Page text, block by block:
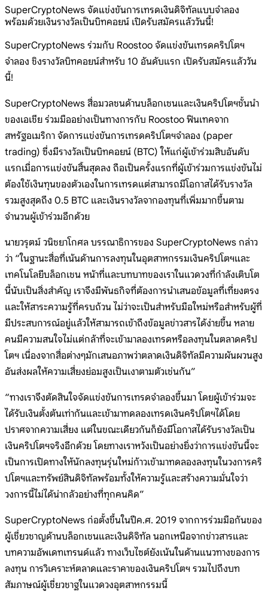
SuperCryptoNews จัดแข่งขันการเทรดเงินดิจิทัลแบบจำลอง
พร้อมด้วยเงินรางวัลเป็นบิทคอยน์ เปิดรับสมัครแล้ววันนี้!
SuperCryptoNews ร่วมกับ Roostoo จัดแข่งขันเทรดคริปโตฯ
จำลอง ชิงรางวัลบิทคอยน์สำหรับ 10 อันดับแรก เปิดรับสมัครแล้ววัน
นี้!
SuperCryptoNews สื่อมวลชนด้านบล็อกเชนและเงินคริปโตฯชั้นนำ
ของเอเชีย ร่วมมืออย่างเป็นทางการกับ Roostoo ฟินเทคจาก
สหรัฐอเมริกา จัดการแข่งขันการเทรดคริปโตฯจำลอง (paper
trading) ซึ่งมีรางวัลเป็นบิทคอยน์ (BTC) ให้แก่ผู้เข้าร่วมสิบอันดับ
แรกเมื่อการแข่งขันสิ้นสุดลง ถือเป็นครั้งแรกที่ผู้เข้าร่วมการแข่งขันไม่
ต้องใช้เงินทุนของตัวเองในการเทรดแต่สามารถมีโอกาสได้รับรางวัล
รวมสูงสุดถึง 0.5 BTC และเงินรางวัลจากองทุนที่เพิ่มมากขึ้นตาม
จำนวนผู้เข้าร่วมอีกด้วย
นายวรุตม์ วนิชยาโกศล บรรณาธิการของ SuperCryptoNews กล่าว
ว่า “ในฐานะสื่อที่เน้นด้านการลงทุนในอุตสาหกรรมเงินคริปโตฯและ
เทคโนโลยีบล็อกเชน หน้าที่และบทบาทของเราในแวดวงที่กำลังเติบโต
นี้นับเป็นสิ่งสำคัญ เราจึงมีพันธกิจที่ต้องการนำเสนอข้อมูลที่เที่ยงตรง
และให้สาระความรู้ที่ครบถ้วน ไม่ว่าจะเป็นสำหรับมือใหม่หรือสำหรับผู้ที่
มีประสบการณ์อยู่แล้วให้สามารถเข้าถึงข้อมูลข่าวสารได้ง่ายขึ้น หลาย
คนมีความสนใจไม่แต่กล้าที่จะเข้ามาลองเทรดหรือลงทุนในตลาดคริป
โตฯ เนื่องจากสื่อต่างๆมักเสนอภาพว่าตลาดเงินดิจิทัลมีความผันผวนสูง
อันส่งผลให้ความเสี่ยงย่อมสูงเป็นเงาตามตัวเช่นกัน”
“ทางเราจึงตัดสินใจจัดแข่งขันการเทรดจำลองขึ้นมา โดยผู้เข้าร่วมจะ
ได้รับเงินตั้งต้นเท่ากันและเข้ามาทดลองเทรดเงินคริปโตฯได้โดย
ปราศจากความเสี่ยง แต่ในขณะเดียวกันก็ยังมีโอกาสได้รับรางวัลเป็น
เงินคริปโตฯจริงอีกด้วย โดยทางเราหวังเป็นอย่างยิ่งว่าการแข่งขันนี้จะ
เป็นการเปิดทางให้นักลงทุนรุ่นใหม่ก้าวเข้ามาทดลองลงทุนในวงการคริ
ปโตฯและทรัพย์สินดิจิทัลพร้อมทั้งให้ความรู้และสร้างความมั่นใจว่า
วงการนี้ไม่ได้น่ากลัวอย่างที่ทุกคนคิด”
SuperCryptoNews ก่อตั้งขึ้นในปีค.ศ. 2019 จากการร่วมมือกันของ
ผู้เชี่ยวชาญด้านบล็อกเชนและเงินดิจิทัล นอกเหนือจากข่าวสารและ
บทความอัพเดทเทรนด์แล้ว ทางเว็บไซต์ยังเน้นในด้านแนวทางของการ
ลงทุน การวิเคราะห์ตลาดและราคาของเงินคริปโตฯ รวมไปถึงบท
สัมภาษณ์ผู้เชี่ยวชาฐในแวดวงอุตสาหกรรมนี้